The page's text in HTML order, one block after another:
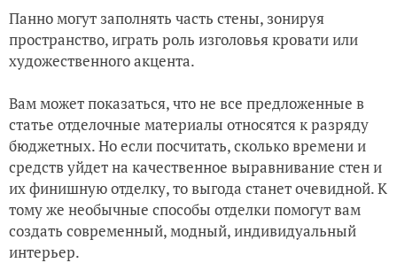
Панно могут заполнять часть стены, зонируя
пространство, играть роль изголовья кровати или
художественного акцента.
Вам может показаться, что не все предложенные в
статье отделочные материалы относятся к разряду
бюджетных. Но если посчитать, сколько времени и
средств уйдет на качественное выравнивание стен и
их финишную отделку, то выгода станет очевидной. К
тому же необычные способы отделки помогут вам
создать современный, модный, индивидуальный
интерьер.